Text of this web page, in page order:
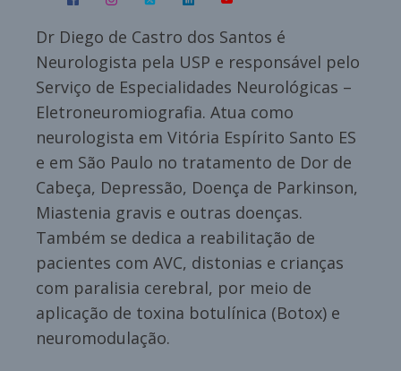
Dr Diego de Castro dos Santos é
Neurologista pela USP e responsável pelo
Serviço de Especialidades Neurológicas –
Eletroneuromiografia. Atua como
neurologista em Vitória Espírito Santo ES
e em São Paulo no tratamento de Dor de
Cabeça, Depressão, Doença de Parkinson,
Miastenia gravis e outras doenças.
Também se dedica a reabilitação de
pacientes com AVC, distonias e crianças
com paralisia cerebral, por meio de
aplicação de toxina botulínica (Botox) e
neuromodulação.